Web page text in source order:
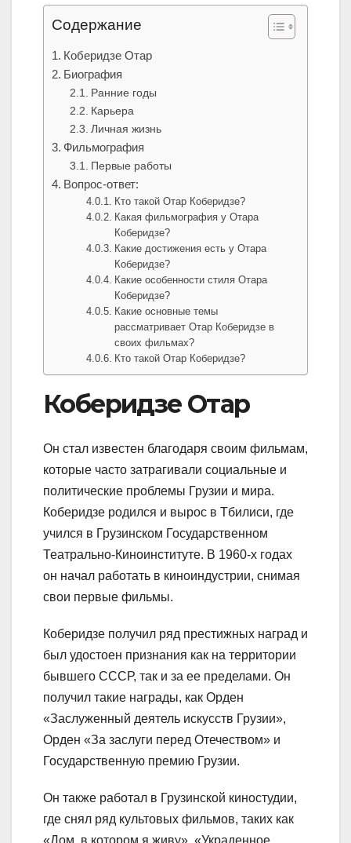
Содержание
Коберидзе Отар
Биография
Ранние годы
Карьера
Личная жизнь
Фильмография
Первые работы
Вопрос-ответ:
Кто такой Отар Коберидзе?
Какая фильмография у Отара
Коберидзе?
Какие достижения есть у Отара
Коберидзе?
Какие особенности стиля Отара
Коберидзе?
Какие основные темы
рассматривает Отар Коберидзе в
своих фильмах?
Кто такой Отар Коберидзе?
Коберидзе Отар
Он стал известен благодаря своим фильмам,
которые часто затрагивали социальные и
политические проблемы Грузии и мира.
Коберидзе родился и вырос в Тбилиси, где
учился в Грузинском Государственном
Театрально-Киноинституте. В 1960-х годах
он начал работать в киноиндустрии, снимая
свои первые фильмы.
Коберидзе получил ряд престижных наград и
был удостоен признания как на территории
бывшего СССР, так и за ее пределами. Он
получил такие награды, как Орден
«Заслуженный деятель искусств Грузии»,
Орден «За заслуги перед Отечеством» и
Государственную премию Грузии.
Он также работал в Грузинской киностудии,
где снял ряд культовых фильмов, таких как
«Дом, в котором я живу», «Украденное